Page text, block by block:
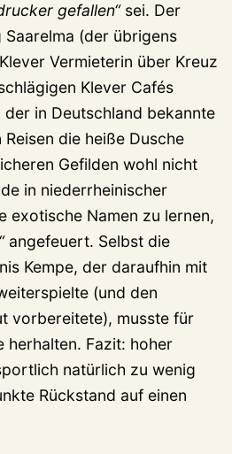
gefallen“sei. Der
(der übrigens
Vermieterin über Kreuz
Klever Cafés
in Deutschland bekannte
die heiße Dusche
Gefilden wohl nicht
in niederrheinischer
exotische Namen zu lernen,
angefeuert. Selbst die
Kempe, der daraufhin mit
(und den
vorbereitete), musste für
herhalten. Fazit: hoher
natürlich zu wenig
Rückstand auf einen